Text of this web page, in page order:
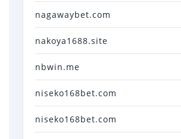
nagawaybet.com
nakoya1688.site
nbwin.me
niseko168bet.com
niseko168bet.com